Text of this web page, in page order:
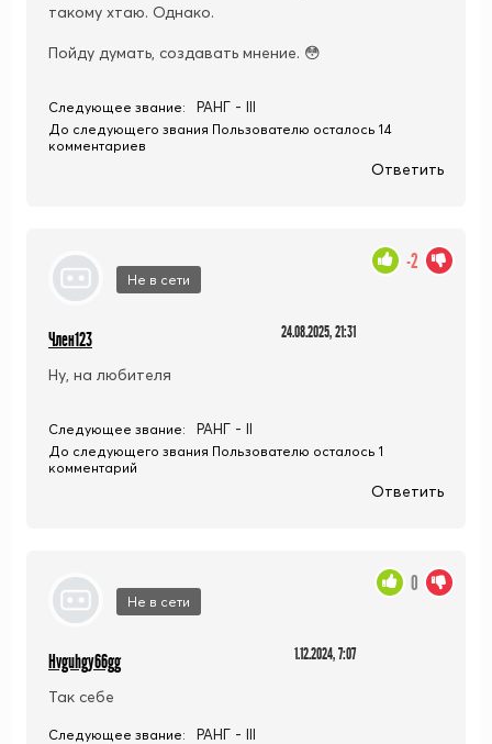
такому хтаю. Однако.
Пойду думать, создавать мнение. 😳
Следующее звание: РАНГ - III
До следующего звания Пользователю осталось 14
комментариев
Ответить
Не в сети
Член123 24.08.2025, 21:31
Ну, на любителя
-2
Следующее звание: РАНГ - II
До следующего звания Пользователю осталось 1
комментарий
Ответить
Не в сети
Hvguhgy66gg 1.12.2024, 7:07
Так себе
0
Следующее звание: РАНГ - III